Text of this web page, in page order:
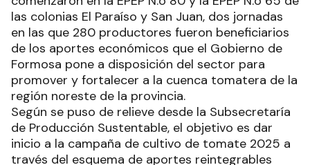
las colonias El Paraíso y San Juan, dos jornadas
en las que 280 productores fueron beneficiarios
de los aportes económicos que el Gobierno de
Formosa pone a disposición del sector para
promover y fortalecer a la cuenca tomatera de la
región noreste de la provincia.
Según se puso de relieve desde la Subsecretaría
de Producción Sustentable, el objetivo es dar
inicio a la campaña de cultivo de tomate 2025 a
través del esquema de aportes reintegrables